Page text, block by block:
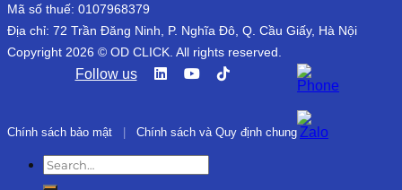
Mã số thuế: 0107968379
Địa chỉ: 72 Trần Đăng Ninh, P. Nghĩa Đô, Q. Cầu Giấy, Hà Nội
Copyright 2026 © OD CLICK. All rights reserved.
Follow us
Chính sách bảo mật Chính sách và Quy định chung